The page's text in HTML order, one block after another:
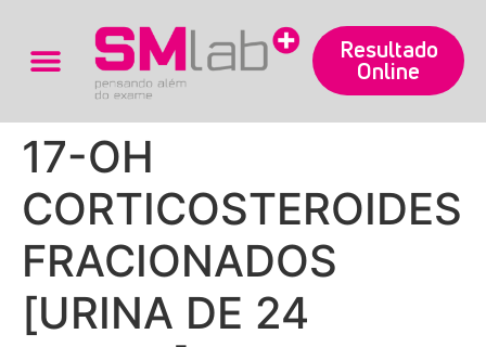
Resultado
Online
17-OH
CORTICOSTEROIDES
FRACIONADOS
[URINA DE 24